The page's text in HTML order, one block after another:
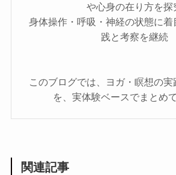
や心身の在り方を探
身体操作・呼吸・神経の状態に着
践と考察を継続
このブログでは、ヨガ・瞑想の実
を、実体験ベースでまとめ
関連記事